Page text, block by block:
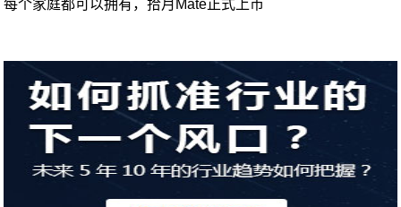
每个家庭都可以拥有，拾月Mate正式上市